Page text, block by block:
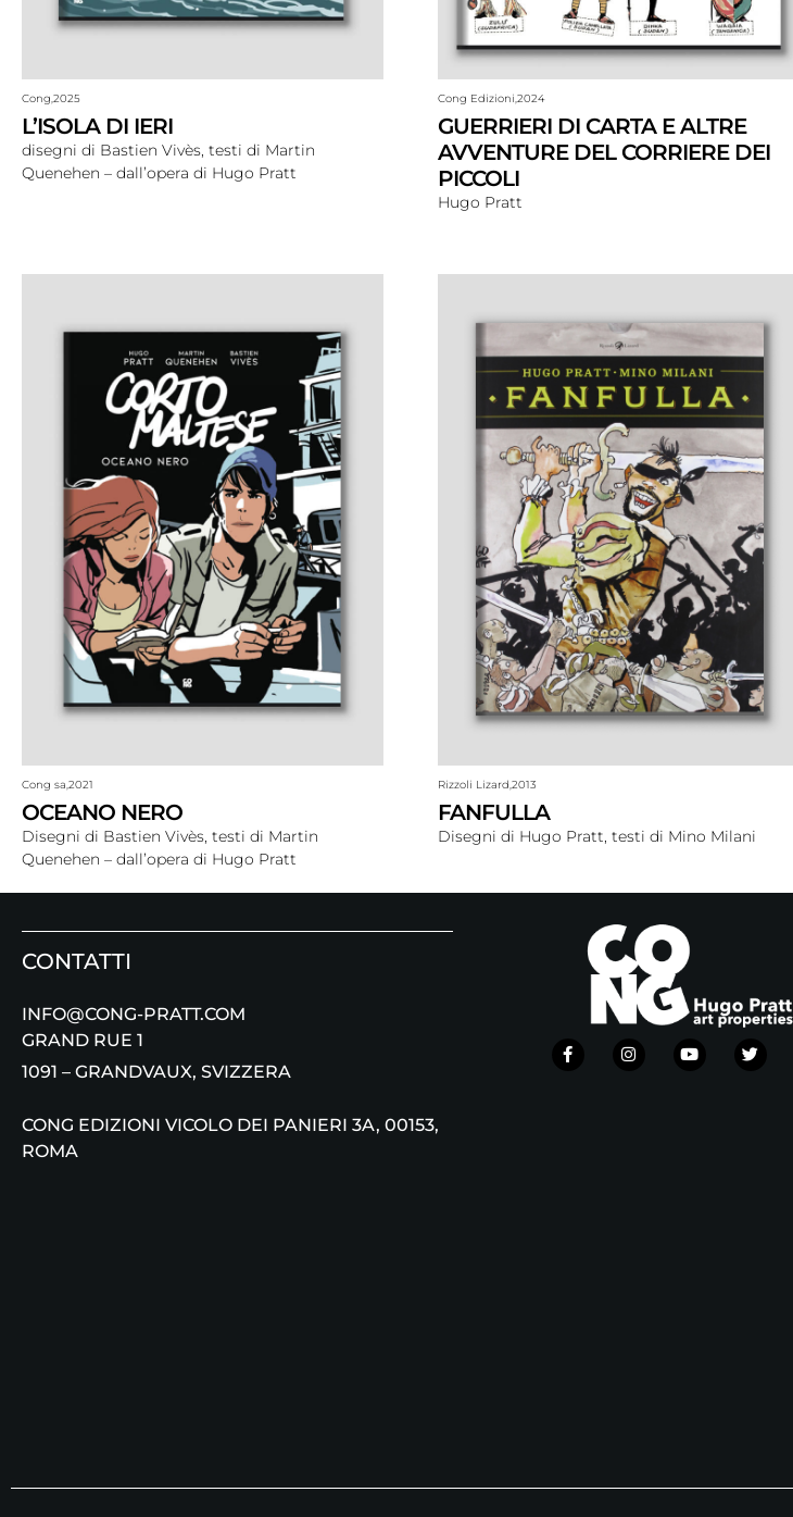
Cong,2025
L’ISOLA DI IERI
disegni di Bastien Vivès, testi di Martin
Quenehen – dall’opera di Hugo Pratt
Cong Edizioni,2024
GUERRIERI DI CARTA E ALTRE
AVVENTURE DEL CORRIERE DEI
PICCOLI
Hugo Pratt
Cong sa, 2021
OCEANO NERO
Disegni di Bastien Vivès, testi di Martin
Quenehen – dall’opera di Hugo Pratt
Rizzoli Lizard,2013
FANFULLA
Disegni di Hugo Pratt, testi di Mino Milani
CONTATTI
INFO@CONG-PRATT.COM
GRAND RUE 1
1091 – GRANDVAUX, SVIZZERA
CONG EDIZIONI VICOLO DEI PANIERI 3A, 00153,
ROMA